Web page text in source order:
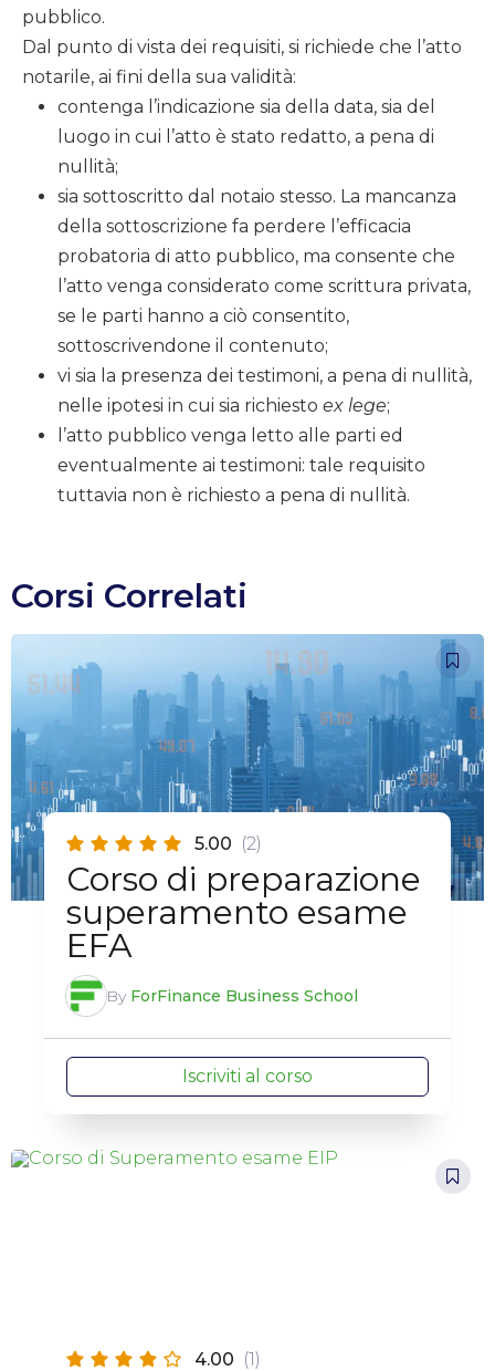
pubblico.
Dal punto di vista dei requisiti, si richiede che l’atto
notarile, ai fini della sua validità:
contenga l’indicazione sia della data, sia del
luogo in cui l’atto è stato redatto, a pena di
nullità;
sia sottoscritto dal notaio stesso. La mancanza
della sottoscrizione fa perdere l’efficacia
probatoria di atto pubblico, ma consente che
l’atto venga considerato come scrittura privata,
se le parti hanno a ciò consentito,
sottoscrivendone il contenuto;
vi sia la presenza dei testimoni, a pena di nullità,
nelle ipotesi in cui sia richiesto ex lege;
l’atto pubblico venga letto alle parti ed
eventualmente ai testimoni: tale requisito
tuttavia non è richiesto a pena di nullità.
Corsi Correlati
5.00 (2)
Corso di preparazione
superamento esame
EFA
By ForFinance Business School
Iscriviti al corso
4.00 (1)